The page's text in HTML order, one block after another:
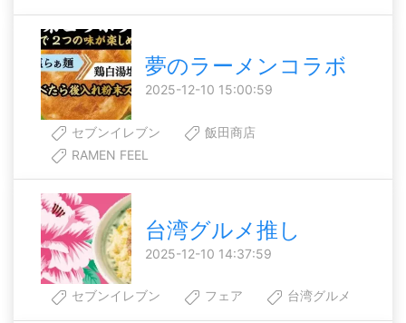
夢のラーメンコラボ
2025-12-10 15:00:59
セブンイレブン
飯田商店
RAMEN FEEL
台湾グルメ推し
2025-12-10 14:37:59
セブンイレブン フェア 台湾グルメ